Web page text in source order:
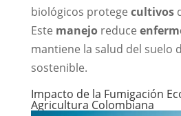
biológicos protege cultivos
Este manejoreduce
mantiene la salud del suelo
sostenible.
Impacto de la Fumigación
Agricultura Colombiana